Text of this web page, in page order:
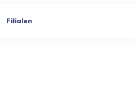
Filialen